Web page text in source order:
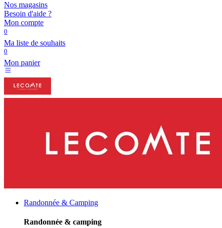
Nos magasins
Besoin d'aide ?
Mon compte
0
Ma liste de souhaits
0
Mon panier
Randonnée & Camping
Randonnée & camping